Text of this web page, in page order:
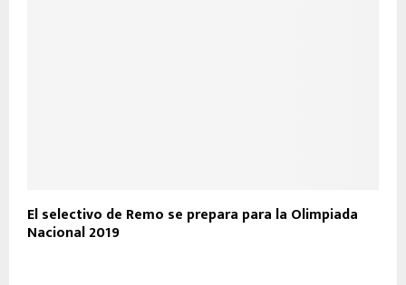
El selectivo de Remo se prepara para la Olimpiada
Nacional 2019